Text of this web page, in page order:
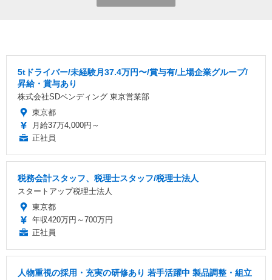
5tドライバー/未経験月37.4万円〜/賞与有/上場企業グループ/
昇給・賞与あり
株式会社SDベンディング 東京営業部
東京都
月給37万4,000円～
正社員
税務会計スタッフ、税理士スタッフ/税理士法人
スタートアップ税理士法人
東京都
年収420万円～700万円
正社員
人物重視の採用・充実の研修あり 若手活躍中 製品調整・組立